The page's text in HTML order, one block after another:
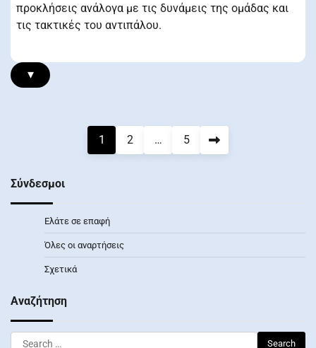
προκλήσεις ανάλογα με τις δυνάμεις της ομάδας και
τις τακτικές του αντιπάλου.
▾
1 2 … 5
Σύνδεσμοι
Ελάτε σε επαφή
Όλες οι αναρτήσεις
Σχετικά
Αναζήτηση
Search